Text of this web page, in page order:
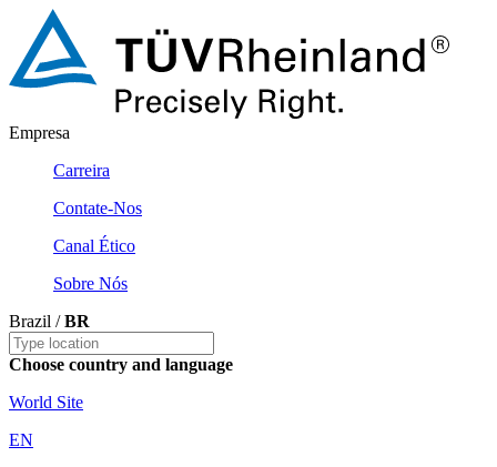
Empresa
Carreira
Contate-Nos
Canal Ético
Sobre Nós
Brazil /BR
Choose country and language
World Site
EN